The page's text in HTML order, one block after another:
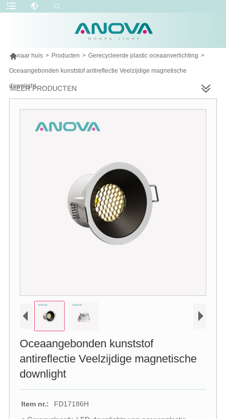
naar huis > Producten > Gerecycleerde plastic oceaanverlichting >
Oceaangebonden kunststof antireflectie Veelzijdige magnetische
downlight
MEER PRODUCTEN
Oceaangebonden kunststof
antireflectie Veelzijdige magnetische
downlight
Item nr.:
FD17186H